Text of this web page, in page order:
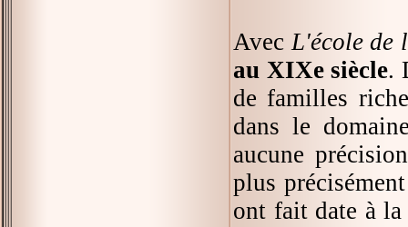
Avec L'école de
au XIXe siècle.
de familles
dans le
aucune
plus
ont fait date à